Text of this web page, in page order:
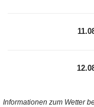
Informationen zum Wetter